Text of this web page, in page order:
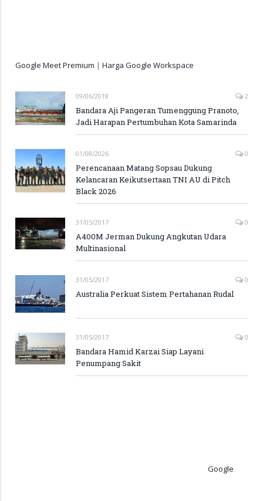
Google Meet Premium | Harga Google Workspace
09/06/2018 2
Bandara Aji Pangeran Tumenggung Pranoto,
Jadi Harapan Pertumbuhan Kota Samarinda
01/08/2026 0
Perencanaan Matang Sopsau Dukung
Kelancaran Keikutsertaan TNI AU di Pitch
Black 2026
31/05/2017 0
A400M Jerman Dukung Angkutan Udara
Multinasional
31/05/2017 0
Australia Perkuat Sistem Pertahanan Rudal
31/05/2017 0
Bandara Hamid Karzai Siap Layani
Penumpang Sakit
Google